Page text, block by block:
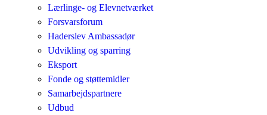
Lærlinge- og Elevnetværket
Forsvarsforum
Haderslev Ambassadør
Udvikling og sparring
Eksport
Fonde og støttemidler
Samarbejdspartnere
Udbud